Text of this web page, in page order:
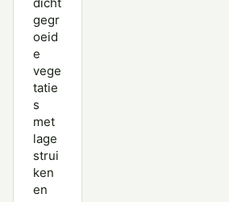
gegr
oeid
e
vege
tatie
s
met
lage
strui
ken
en